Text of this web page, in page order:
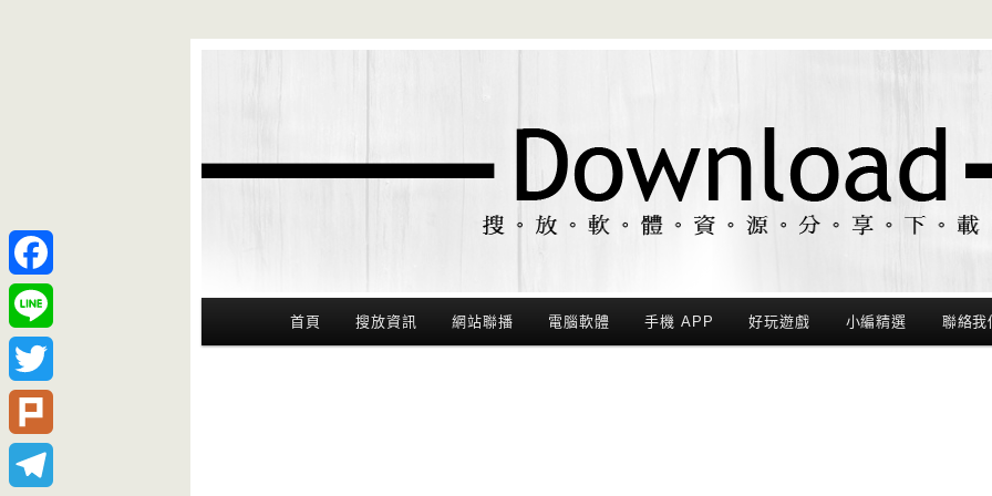
Main Menu
首頁 搜放資訊 網站聯播 電腦軟體 手機 APP 好玩遊戲 小編精選 聯絡我
Facebook
Line
Twitter
Plurk